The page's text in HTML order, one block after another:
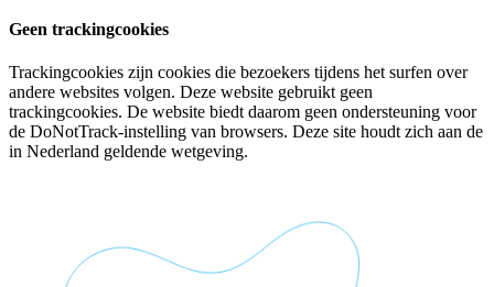
Geen trackingcookies
Trackingcookies zijn cookies die bezoekers tijdens het surfen over
andere websites volgen. Deze website gebruikt geen
trackingcookies. De website biedt daarom geen ondersteuning voor
de DoNotTrack-instelling van browsers. Deze site houdt zich aan de
in Nederland geldende wetgeving.